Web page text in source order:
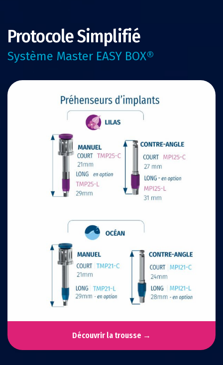
Protocole Simplifié
Système Master EASY BOX®
Découvrir la trousse →